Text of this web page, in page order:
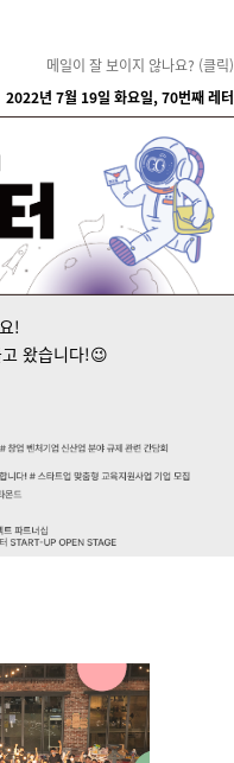
메일이 잘 보이지 않나요? (클릭)
2022년 7월 19일 화요일, 70번째 레터
!
왔습니다!😉